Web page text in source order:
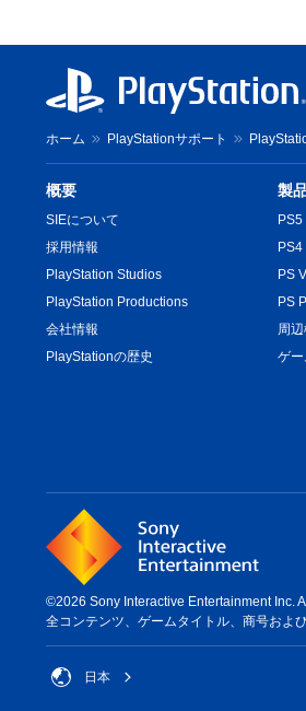
ホーム PlayStationサポート
概要
SIEについて
採用情報
PlayStation Studios
PlayStation Productions
会社情報
PlayStationの歴史
製
PS5
PS4
PS
PS
周
ゲー
©2026 Sony Interactive Entertainment Inc.
全コンテンツ、ゲームタイトル、商号およ
日本